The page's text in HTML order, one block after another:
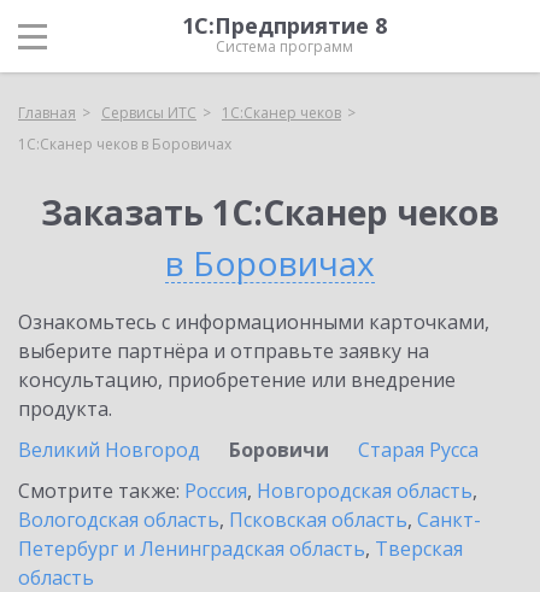
1С:Предприятие 8
Система программ
Главная Сервисы ИТС
1С:Сканер чеков
1С:Сканер чеков в Боровичах
Заказать 1С:Сканер чеков
в Боровичах
Ознакомьтесь с информационными карточками,
выберите партнёра и отправьте заявку на
консультацию, приобретение или внедрение
продукта.
Великий Новгород
Боровичи
Старая Русса
Смотрите также: Россия, Новгородская область,
Вологодская область, Псковская область, Санкт-
Петербург и Ленинградская область, Тверская
область